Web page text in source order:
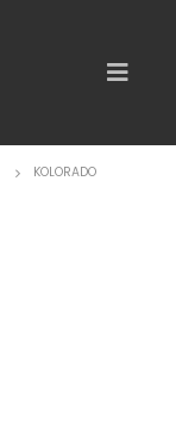
KOLORADO